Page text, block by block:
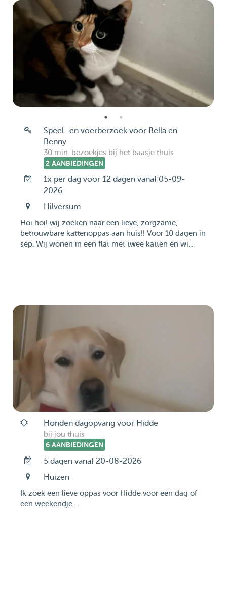
Speel- en voerberzoek voor Bella en
Benny
30 min. bezoekjes bij het baasje thuis
2 AANBIEDINGEN
1x per dag voor 12 dagen vanaf 05-09-
2026
Hilversum
Hoi hoi! wij zoeken naar een lieve, zorgzame,
betrouwbare kattenoppas aan huis!! Voor 10 dagen in
sep. Wij wonen in een flat met twee katten en wi...
Honden dagopvang voor Hidde
bij jou thuis
6 AANBIEDINGEN
5 dagen vanaf 20-08-2026
Huizen
Ik zoek een lieve oppas voor Hidde voor een dag of
een weekendje ...